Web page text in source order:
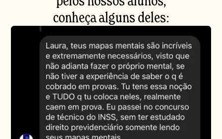
conheça alguns deles: